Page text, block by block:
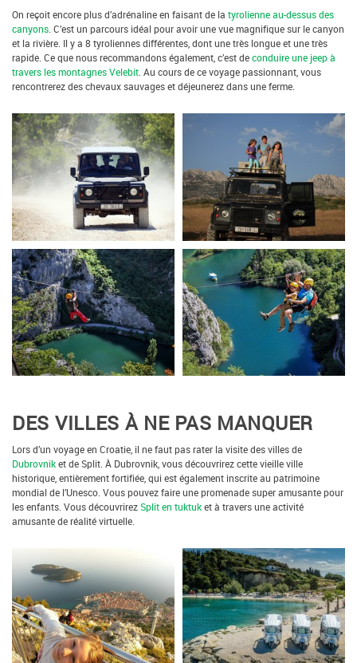
On reçoit encore plus d’adrénaline en faisant de la tyrolienne au-dessus des
canyons. C’est un parcours idéal pour avoir une vue magnifique sur le canyon
et la rivière. Il y a 8 tyroliennes différentes, dont une très longue et une très
rapide. Ce que nous recommandons également, c’est deconduire une jeep à
travers les montagnes Velebit. Au cours de ce voyage passionnant, vous
rencontrerez des chevaux sauvages et déjeunerez dans une ferme.
DES VILLES À NE PAS MANQUER
Lors d’un voyage en Croatie, il ne faut pas rater la visite des villes de
Dubrovniket de Split. À Dubrovnik, vous découvrirez cette vieille ville
historique, entièrement fortifiée, qui est également inscrite au patrimoine
mondial de l’Unesco. Vous pouvez faire une promenade super amusante pour
les enfants. Vous découvrirezSplit en tuktuket à travers une activité
amusante de réalité virtuelle.